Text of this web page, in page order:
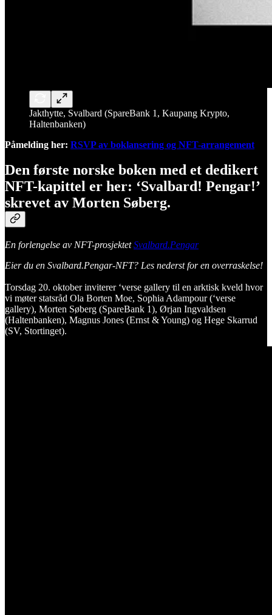
Jakthytte, Svalbard (SpareBank 1, Kaupang Krypto,
Haltenbanken)
Påmelding her: RSVP av boklansering og NFT-arrangement
Den første norske boken med et dedikert
NFT-kapittel er her: ‘Svalbard! Pengar!’
skrevet av Morten Søberg.
En forlengelse av NFT-prosjektetSvalbard.Pengar
Eier du en Svalbard.Pengar-NFT? Les nederst for en overraskelse!
Torsdag 20. oktober inviterer ‘verse gallery til en arktisk kveld hvor
vi møter statsråd Ola Borten Moe, Sophia Adampour (‘verse
gallery), Morten Søberg (SpareBank 1), Ørjan Ingvaldsen
(Haltenbanken), Magnus Jones (Ernst & Young) og Hege Skarrud
(SV, Stortinget).